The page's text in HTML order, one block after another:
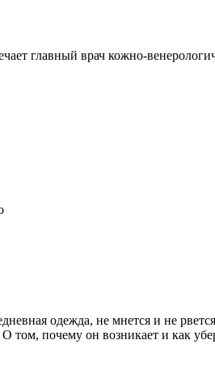
главный врач кожно-
одежда, не мнется и не
почему он возникает и как